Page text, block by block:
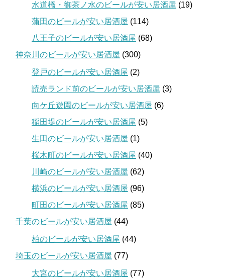
水道橋・御茶ノ水のビールが安い居酒屋 (19)
蒲田のビールが安い居酒屋 (114)
八王子のビールが安い居酒屋 (68)
神奈川のビールが安い居酒屋 (300)
登戸のビールが安い居酒屋 (2)
読売ランド前のビールが安い居酒屋 (3)
向ケ丘遊園のビールが安い居酒屋 (6)
稲田堤のビールが安い居酒屋 (5)
生田のビールが安い居酒屋 (1)
桜木町のビールが安い居酒屋 (40)
川崎のビールが安い居酒屋 (62)
横浜のビールが安い居酒屋 (96)
町田のビールが安い居酒屋 (85)
千葉のビールが安い居酒屋 (44)
柏のビールが安い居酒屋 (44)
埼玉のビールが安い居酒屋 (77)
大宮のビールが安い居酒屋 (77)